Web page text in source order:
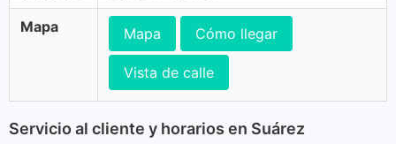
Mapa Mapa Cómo llegar
Vista de calle
Servicio al cliente y horarios en Suárez